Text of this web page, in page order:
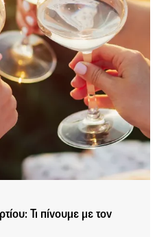
Τι πίνουμε με τον